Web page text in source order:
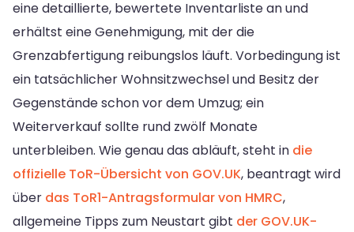
eine detaillierte, bewertete Inventarliste an und
erhältst eine Genehmigung, mit der die
Grenzabfertigung reibungslos läuft. Vorbedingung ist
ein tatsächlicher Wohnsitzwechsel und Besitz der
Gegenstände schon vor dem Umzug; ein
Weiterverkauf sollte rund zwölf Monate
unterbleiben. Wie genau das abläuft, steht in die
offizielle ToR-Übersicht von GOV.UK, beantragt wird
über das ToR1-Antragsformular von HMRC,
allgemeine Tipps zum Neustart gibt der GOV.UK-